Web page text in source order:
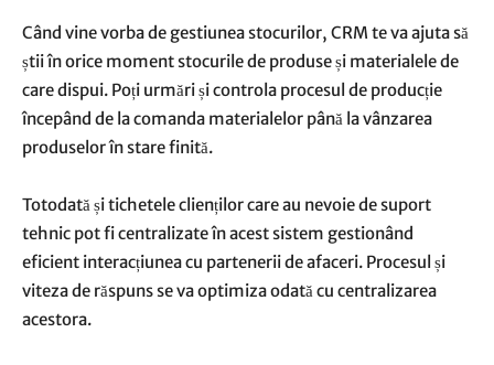
Când vine vorba de gestiunea stocurilor, CRM te va ajuta să
știi în orice moment stocurile de produse și materialele de
care dispui. Poți urmări și controla procesul de producție
începând de la comanda materialelor până la vânzarea
produselor în stare finită.
Totodată și tichetele clienților care au nevoie de suport
tehnic pot fi centralizate în acest sistem gestionând
eficient interacțiunea cu partenerii de afaceri. Procesul și
viteza de răspuns se va optimiza odată cu centralizarea
acestora.